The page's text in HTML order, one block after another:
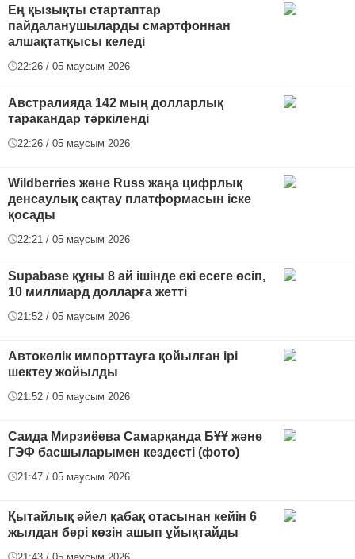
Ең қызықты стартаптар
пайдаланушыларды смартфоннан
алшақтатқысы келеді
22:26 / 05 маусым 2026
Австралияда 142 мың долларлық
таракандар тәркіленді
22:26 / 05 маусым 2026
Wildberries және Russ жаңа цифрлық
денсаулық сақтау платформасын іске
қосады
22:21 / 05 маусым 2026
Supabase құны 8 ай ішінде екі есеге өсіп,
10 миллиард долларға жетті
21:52 / 05 маусым 2026
Автокөлік импорттауға қойылған ірі
шектеу жойылды
21:52 / 05 маусым 2026
Саида Мирзиёева Самарқанда БҰҰ және
ГЭФ басшыларымен кездесті (фото)
21:47 / 05 маусым 2026
Қытайлық әйел қабақ отасынан кейін 6
жылдан бері көзін ашып ұйықтайды